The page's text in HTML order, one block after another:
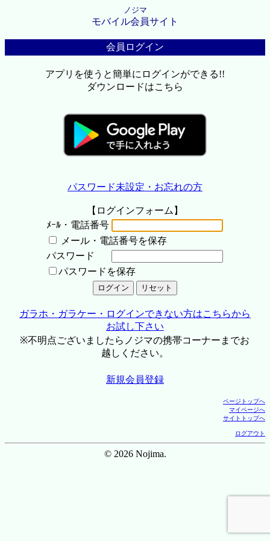
ノジマ
モバイル会員サイト
会員ログイン
アプリを使うと簡単にログインができる!!
ダウンロードはこちら
パスワード未設定・お忘れの方
【ログインフォーム】
ﾒｰﾙ・電話番号
メール・電話番号を保存
パスワード
パスワードを保存
ガラホ・ガラケー・ログインできない方はこちらから
お試し下さい
※不明点ございましたらノジマの携帯コーナーまでお
越しください。
新規会員登録
ページトップへ
マイページへ
サイトトップへ
ログアウト
© 2026 Nojima.